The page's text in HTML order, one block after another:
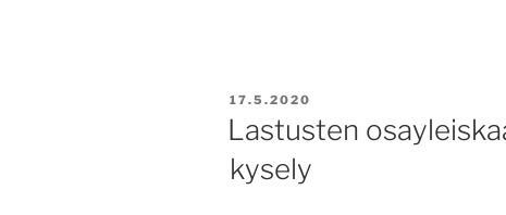
JULKAISTU
17.5.2020
Lastusten
kysely